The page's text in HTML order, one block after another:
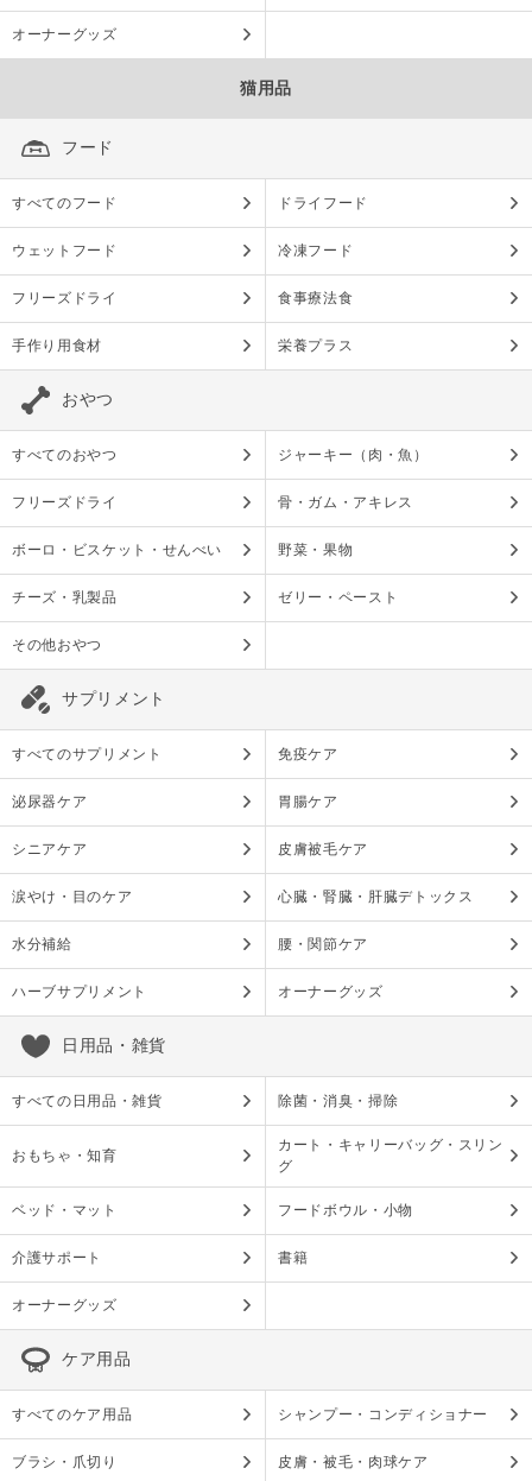
オーナーグッズ
猫用品
フード
すべてのフード ドライフード
ウェットフード 冷凍フード
フリーズドライ 食事療法食
手作り用食材 栄養プラス
おやつ
すべてのおやつ ジャーキー（肉・魚）
フリーズドライ 骨・ガム・アキレス
ボーロ・ビスケット・せんべい 野菜・果物
チーズ・乳製品 ゼリー・ペースト
その他おやつ
サプリメント
すべてのサプリメント 免疫ケア
泌尿器ケア 胃腸ケア
シニアケア 皮膚被毛ケア
涙やけ・目のケア 心臓・腎臓・肝臓デトックス
水分補給 腰・関節ケア
ハーブサプリメント オーナーグッズ
日用品・雑貨
すべての日用品・雑貨 除菌・消臭・掃除
おもちゃ・知育
カート・キャリーバッグ・スリン
グ
ベッド・マット フードボウル・小物
介護サポート 書籍
オーナーグッズ
ケア用品
すべてのケア用品 シャンプー・コンディショナー
ブラシ・爪切り 皮膚・被毛・肉球ケア